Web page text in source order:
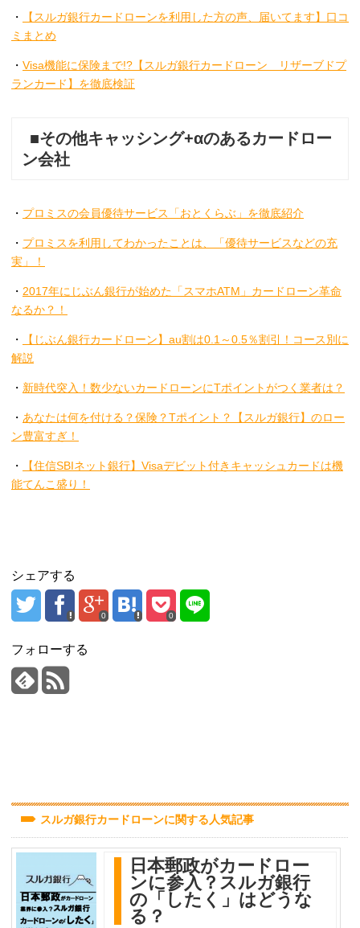
・
【スルガ銀行カードローンを利用した方の声、届いてます】口コ
ミまとめ
・ Visa機能に保険まで!?【スルガ銀行カードローン リザーブドプ
ランカード】を徹底検証
■その他キャッシング+αのあるカードロー
ン会社
・ プロミスの会員優待サービス「おとくらぶ」を徹底紹介
・ プロミスを利用してわかったことは、「優待サービスなどの充
実」！
・ 2017年にじぶん銀行が始めた「スマホATM」カードローン革命
なるか？！
・
【じぶん銀行カードローン】au割は0.1～0.5％割引！コース別に
解説
・ 新時代突入！数少ないカードローンにTポイントがつく業者は？
・ あなたは何を付ける？保険？Tポイント？【スルガ銀行】のロー
ン豊富すぎ！
・
【住信SBIネット銀行】Visaデビット付きキャッシュカードは機
能てんこ盛り！
シェアする
0 0
フォローする
スルガ銀行カードローンに関する人気記事
日本郵政がカードロー
ンに参入？スルガ銀行
の「したく」はどうな
る？